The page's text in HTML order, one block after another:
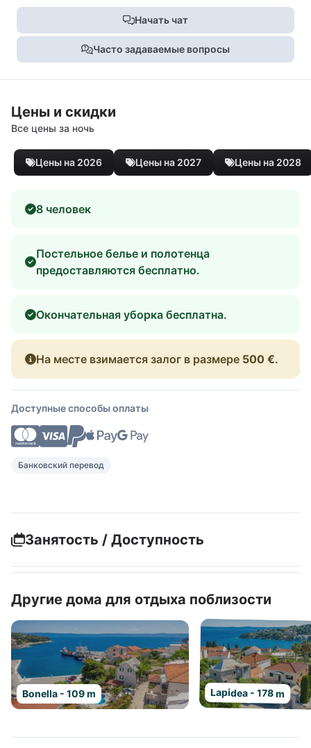
Начать чат
Часто задаваемые вопросы
Цены и скидки
Все цены за ночь
Цены на 2026 Цены на 2027 Цены на 2028
8 человек
Постельное белье и полотенца
предоставляются бесплатно.
Окончательная уборка бесплатна.
На месте взимается залог в размере 500 €.
Доступные способы оплаты
Банковский перевод
Занятость / Доступность
Другие дома для отдыха поблизости
Bonella - 109 m Lapidea - 178 m